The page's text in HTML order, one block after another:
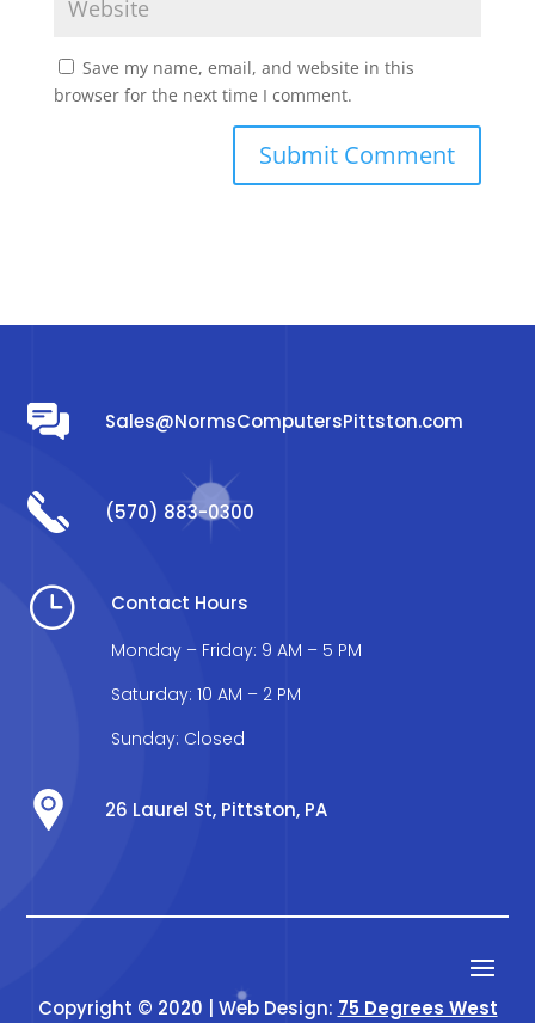
Save my name, email, and website in this
browser for the next time I comment.
Sales@NormsComputersPittston.com
(570) 883-0300
} Contact Hours
Monday – Friday: 9 AM – 5 PM
Saturday: 10 AM – 2 PM
Sunday: Closed
26 Laurel St, Pittston, PA
Copyright © 2020 | Web Design: 75 Degrees West